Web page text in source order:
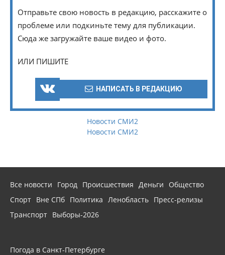
Отправьте свою новость в редакцию, расскажите о
проблеме или подкиньте тему для публикации.
Сюда же загружайте ваше видео и фото.
ИЛИ ПИШИТЕ
НАПИСАТЬ В РЕДАКЦИЮ
Новости СМИ2
Новости СМИ2
Все новости Город Происшествия Деньги
Общество
Спорт Вне СПб Политика Ленобласть Пресс-релизы
Транспорт Выборы-2026
Погода в Санкт-Петербурге